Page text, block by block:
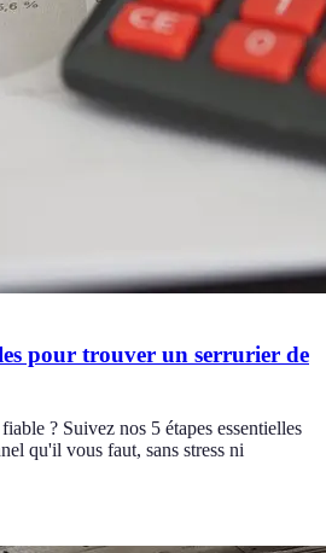
pour trouver un serrurier de
? Suivez nos 5 étapes essentielles
qu'il vous faut, sans stress ni